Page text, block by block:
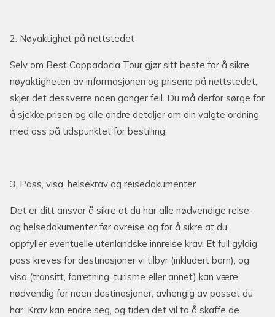
2. Nøyaktighet på nettstedet
Selv om Best Cappadocia Tour gjør sitt beste for å sikre
nøyaktigheten av informasjonen og prisene på nettstedet,
skjer det dessverre noen ganger feil. Du må derfor sørge for
å sjekke prisen og alle andre detaljer om din valgte ordning
med oss på tidspunktet for bestilling.
3. Pass, visa, helsekrav og reisedokumenter
Det er ditt ansvar å sikre at du har alle nødvendige reise-
og helsedokumenter før avreise og for å sikre at du
oppfyller eventuelle utenlandske innreise krav. Et full gyldig
pass kreves for destinasjoner vi tilbyr (inkludert barn), og
visa (transitt, forretning, turisme eller annet) kan være
nødvendig for noen destinasjoner, avhengig av passet du
har. Krav kan endre seg, og tiden det vil ta å skaffe de